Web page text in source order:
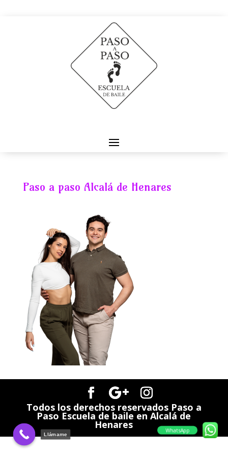
Paso a paso Alcalá de Henares
Todos los derechos reservados Paso a
Paso Escuela de baile en Alcalá de
Henares WhatsApp
Llámame